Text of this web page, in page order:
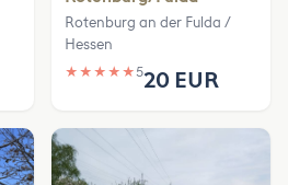
Rotenburg an der Fulda /
Hessen
★ ★ ★ ★ ★520 EUR